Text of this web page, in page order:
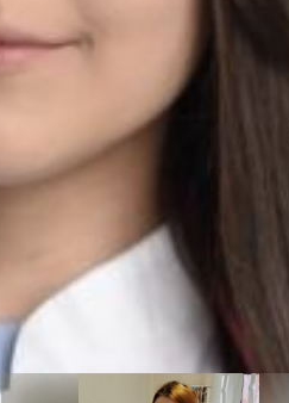
Поделиться: